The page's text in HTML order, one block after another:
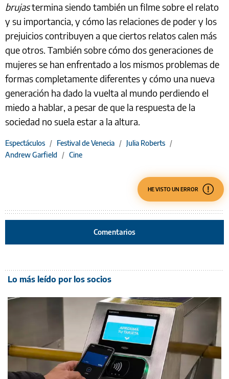
brujastermina siendo también un filme sobre el relato
y su importancia, y cómo las relaciones de poder y los
prejuicios contribuyen a que ciertos relatos calen más
que otros. También sobre cómo dos generaciones de
mujeres se han enfrentado a los mismos problemas de
formas completamente diferentes y cómo una nueva
generación ha dado la vuelta al mundo perdiendo el
miedo a hablar, a pesar de que la respuesta de la
sociedad no suela estar a la altura.
Espectáculos / Festival de Venecia / Julia Roberts /
Andrew Garfield / Cine
HE VISTO UN ERROR
Comentarios
Lo más leído por los socios